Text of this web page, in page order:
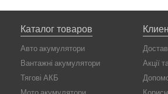
Каталог товаров
Авто акумулятори
Вантажні акумулятори
Тягові АКБ
Акції